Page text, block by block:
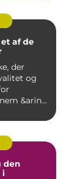
et af de
der
og
&arin...
den
i